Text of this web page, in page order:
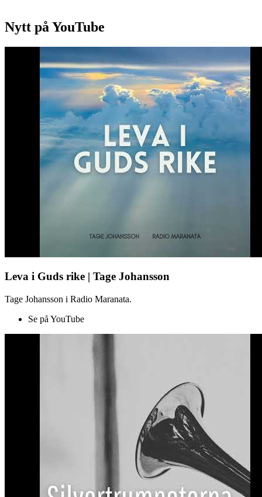
Nytt på YouTube
Leva i Guds rike | Tage Johansson
Tage Johansson i Radio Maranata.
Se på YouTube